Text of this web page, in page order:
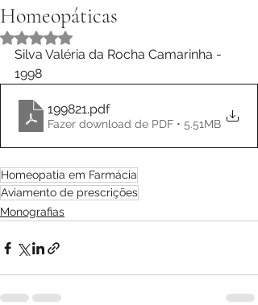
Homeopáticas
Avaliado com NaN de 5 estrelas.
Silva Valéria da Rocha Camarinha -
1998
199821.pdf
Fazer download de PDF • 5.51MB
Homeopatia em Farmácia
Aviamento de prescrições
Monografias